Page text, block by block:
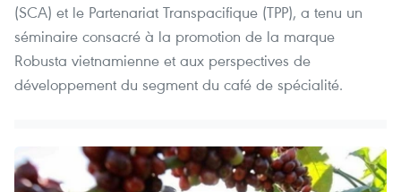
(SCA) et le Partenariat Transpacifique (TPP), a tenu un
séminaire consacré à la promotion de la marque
Robusta vietnamienne et aux perspectives de
développement du segment du café de spécialité.